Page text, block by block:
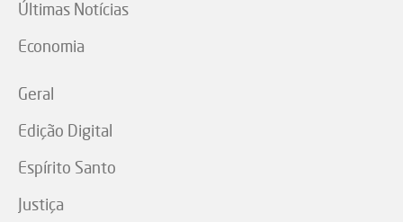
Últimas Notícias
Economia
Geral
Edição Digital
Espírito Santo
Justiça